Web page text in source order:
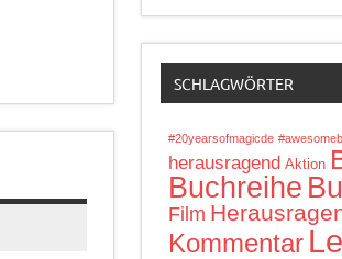
SCHLAGWÖRTER
#20yearsofmagicde
herausragend Aktion
Buchreihe
Film
Kommentar